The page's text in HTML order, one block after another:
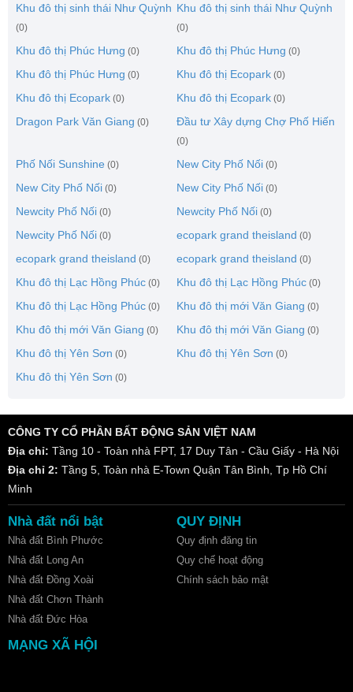
Khu đô thị sinh thái Như Quỳnh
(0)
Khu đô thị sinh thái Như Quỳnh
(0)
Khu đô thị Phúc Hưng (0) Khu đô thị Phúc Hưng (0)
Khu đô thị Phúc Hưng (0) Khu đô thị Ecopark (0)
Khu đô thị Ecopark (0) Khu đô thị Ecopark (0)
Dragon Park Văn Giang (0) Đầu tư Xây dựng Chợ Phố Hiến
(0)
Phố Nối Sunshine (0) New City Phố Nối (0)
New City Phố Nối (0) New City Phố Nối (0)
Newcity Phố Nối (0) Newcity Phố Nối (0)
Newcity Phố Nối (0) ecopark grand theisland (0)
ecopark grand theisland (0) ecopark grand theisland (0)
Khu đô thị Lạc Hồng Phúc (0) Khu đô thị Lạc Hồng Phúc (0)
Khu đô thị Lạc Hồng Phúc (0) Khu đô thị mới Văn Giang (0)
Khu đô thị mới Văn Giang (0) Khu đô thị mới Văn Giang (0)
Khu đô thị Yên Sơn (0) Khu đô thị Yên Sơn (0)
Khu đô thị Yên Sơn (0)
CÔNG TY CỔ PHẦN BẤT ĐỘNG SẢN VIỆT NAM
Địa chỉ: Tầng 10 - Toàn nhà FPT, 17 Duy Tân - Cầu Giấy - Hà Nội
Địa chỉ 2: Tầng 5, Toàn nhà E-Town Quận Tân Bình, Tp Hồ Chí
Minh
Nhà đất nổi bật
Nhà đất Bình Phước
Nhà đất Long An
Nhà đất Đồng Xoài
Nhà đất Chơn Thành
Nhà đất Đức Hòa
QUY ĐỊNH
Quy định đăng tin
Quy chế hoạt động
Chính sách bảo mật
MẠNG XÃ HỘI